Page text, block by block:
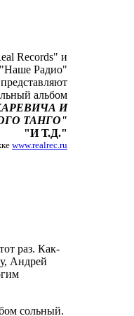
Records" и
"Наше Радио"
альбом
И
ТАНГО"
"И Т.Д."
www.realrec.ru
раз. Как-
Андрей
сольный.